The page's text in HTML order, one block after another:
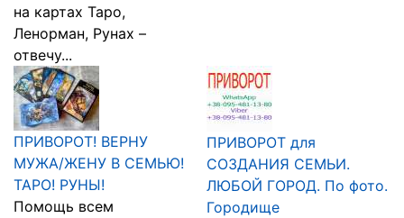
на картах Таро,
Ленорман, Рунах –
отвечу...
ПРИВОРОТ! ВЕРНУ
МУЖА/ЖЕНУ В СЕМЬЮ!
ТАРО! РУНЫ!
Помощь всем
ПРИВОРОТ для
СОЗДАНИЯ СЕМЬИ.
ЛЮБОЙ ГОРОД. По фото.
Городище